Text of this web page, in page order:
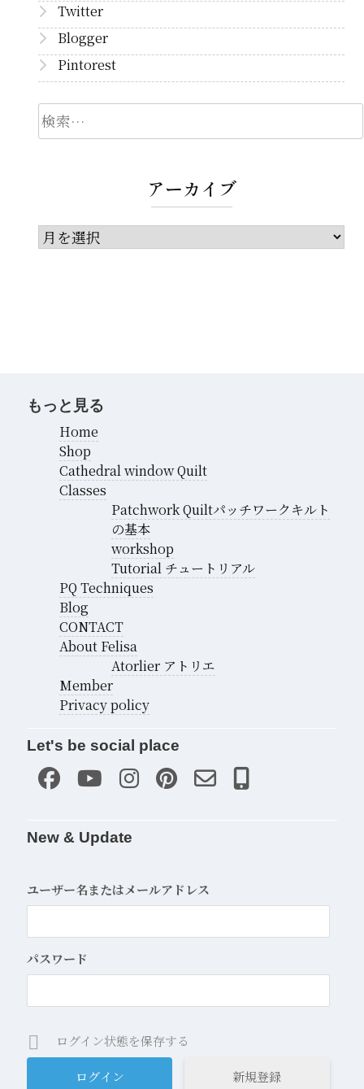
Twitter
Blogger
Pintorest
検
索
アーカイブ
ア
ー
もっと見る
Home
Shop
Cathedral window Quilt
Classes
Patchwork Quiltパッチワークキルト
の基本
workshop
Tutorial チュートリアル
PQ Techniques
Blog
CONTACT
About Felisa
Atorlier アトリエ
Member
Privacy policy
Let's be social place
New & Update
ユーザー名またはメールアドレス
パスワード
ログイン状態を保存する
新規登録